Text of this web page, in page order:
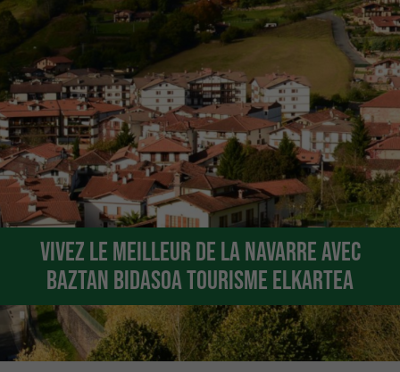
Vivez le meilleur de la Navarre avec
Baztan Bidasoa Tourisme Elkartea